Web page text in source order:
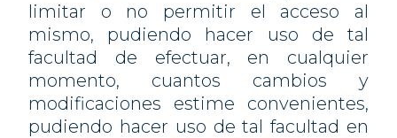
limitar o no permitir el acceso al
mismo, pudiendo hacer uso de tal
facultad de efectuar, en cualquier
momento, cuantos cambios y
modificaciones estime convenientes,
pudiendo hacer uso de tal facultad en